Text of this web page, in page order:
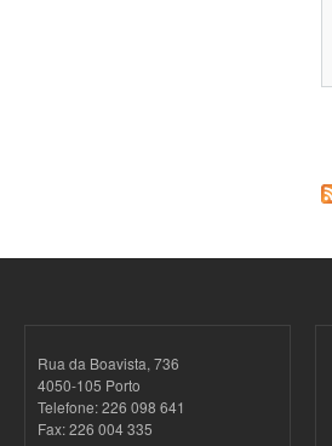
Rua da Boavista, 736
4050-105 Porto
Telefone: 226 098 641
Fax: 226 004 335